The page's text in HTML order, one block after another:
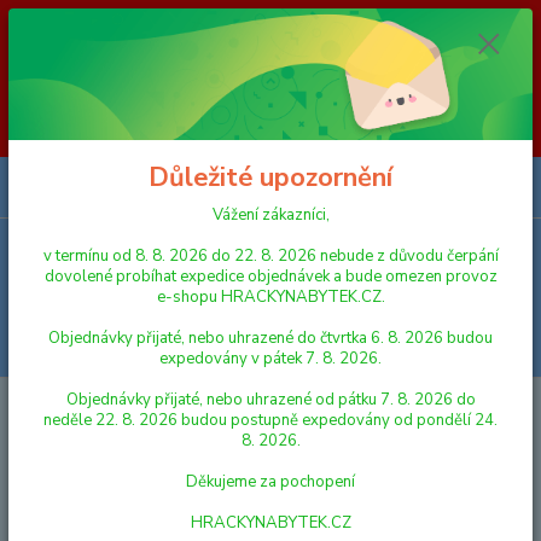
Vážení zákazníci, v termínu od 8. 8. 2026 do 23. 8. 2026 nebude z
důvodu čerpání dovolené probíhat expedice objednávek a bude omezen
provoz e-shopu HRACKYNABYTEK.CZ. Objednávky přijaté, nebo
uhrazené do čtvrtka 6. 8. 2026 budou expedovány v pátek 7. 8. 2026.
Objednávky přijaté, nebo uhrazené od pátku 7. 8. 2026 do neděle 23. 8.
2026 budou postupně expedovány od pondělí 24. 8. 2026. Děkujeme za
pochopení HRACKYNABYTEK.CZ
Menu
Hledat
HRY A HLAVOLAMY
Detoa Figurky dřevo 25 mm 24 ks 6 barev+ 2
kostky společenská hra v sáčku 7 x 13 cm
Detoa Figurky dřevo 25 mm 24 ks
6 barev+ 2 kostky společenská
Důležité upozornění
Vážení zákazníci,
v termínu od 8. 8. 2026 do 22. 8. 2026 nebude z důvodu čerpání
dovolené probíhat expedice objednávek a bude omezen provoz
e-shopu HRACKYNABYTEK.CZ.
Objednávky přijaté, nebo uhrazené do čtvrtka 6. 8. 2026 budou
expedovány v pátek 7. 8. 2026.
Objednávky přijaté, nebo uhrazené od pátku 7. 8. 2026 do
neděle 22. 8. 2026 budou postupně expedovány od pondělí 24.
8. 2026.
Děkujeme za pochopení
HRACKYNABYTEK.CZ